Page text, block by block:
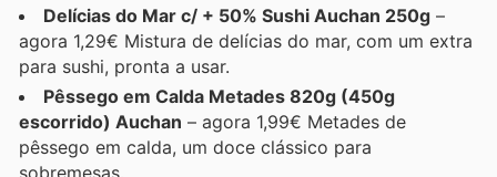
Delícias do Mar c/ + 50% Sushi Auchan 250g –
agora 1,29€ Mistura de delícias do mar, com um extra
para sushi, pronta a usar.
Pêssego em Calda Metades 820g (450g
escorrido) Auchan – agora 1,99€ Metades de
pêssego em calda, um doce clássico para